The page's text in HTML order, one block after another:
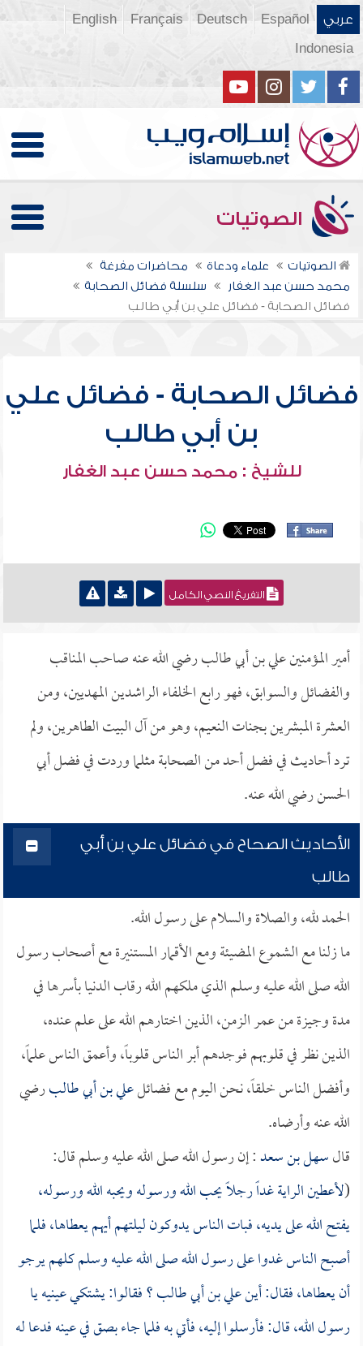
عربي Español
Deutsch
Français
English
Indonesia
الصوتيات
الصوتيات علماء ودعاة
محاضرات مفرغة
محمد حسن عبد الغفار
سلسلة فضائل الصحابة
فضائل الصحابة - فضائل علي بن أبي طالب
فضائل الصحابة - فضائل علي
بن أبي طالب
للشيخ : محمد حسن عبد الغفار
التفريغ النصي الكامل
أمير المؤمنين علي بن أبي طالب رضي الله عنه صاحب المناقب
والفضائل والسوابق، فهو رابع الخلفاء الراشدين المهديين، ومن
العشرة المبشرين بجنات النعيم، وهو من آل البيت الطاهرين، ولم
ترد أحاديث في فضل أحد من الصحابة مثلما وردت في فضل أبي
الحسن رضي الله عنه.
الأحاديث الصحاح في فضائل علي بن أبي
طالب
الحمد لله، والصلاة والسلام على رسول الله.
ما زلنا مع الشموع المضيئة ومع الأقمار المستنيرة مع أصحاب رسول
الله صلى الله عليه وسلم الذي ملكهم الله رقاب الدنيا بأسرها في
مدة وجيزة من عمر الزمن، الذين اختارهم الله على علم عنده،
الذين نظر في قلوبهم فوجدهم أبر الناس قلوباً، وأعمق الناس علماً،
وأفضل الناس خلقاً، نحن اليوم مع فضائلعلي بن أبي طالبرضي
الله عنه وأرضاه.
قالسهل بن سعد: إن رسول الله صلى الله عليه وسلم قال:
(لأعطين الراية غداً رجلاً يحب الله ورسوله ويحبه الله ورسوله،
يفتح الله على يديه، فبات الناس يدوكون ليلتهم أيهم يعطاها، فلما
أصبح الناس غدوا على رسول الله صلى الله عليه وسلم كلهم يرجو
أن يعطاها، فقال: أينعلي بن أبي طالب؟ فقالوا: يشتكي عينيه يا
رسول الله، قال: فأرسلوا إليه، فأتي به فلما جاء بصق في عينه فدعا له